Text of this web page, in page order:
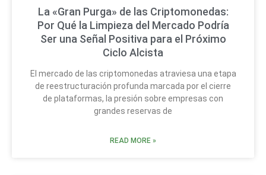
La «Gran Purga» de las Criptomonedas:
Por Qué la Limpieza del Mercado Podría
Ser una Señal Positiva para el Próximo
Ciclo Alcista
El mercado de las criptomonedas atraviesa una etapa
de reestructuración profunda marcada por el cierre
de plataformas, la presión sobre empresas con
grandes reservas de
READ MORE »